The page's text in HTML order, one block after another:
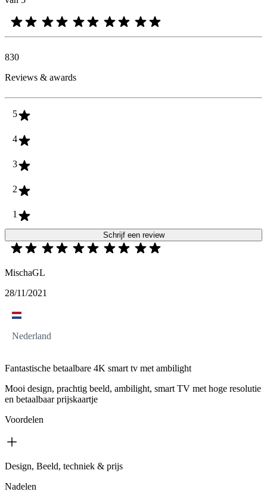
830
Reviews & awards
5
4
3
2
1
Schrijf een review
MischaGL
28/11/2021
Nederland
Fantastische betaalbare 4K smart tv met ambilight
Mooi design, prachtig beeld, ambilight, smart TV met hoge resolutie
en betaalbaar prijskaartje
Voordelen
Design, Beeld, techniek & prijs
Nadelen